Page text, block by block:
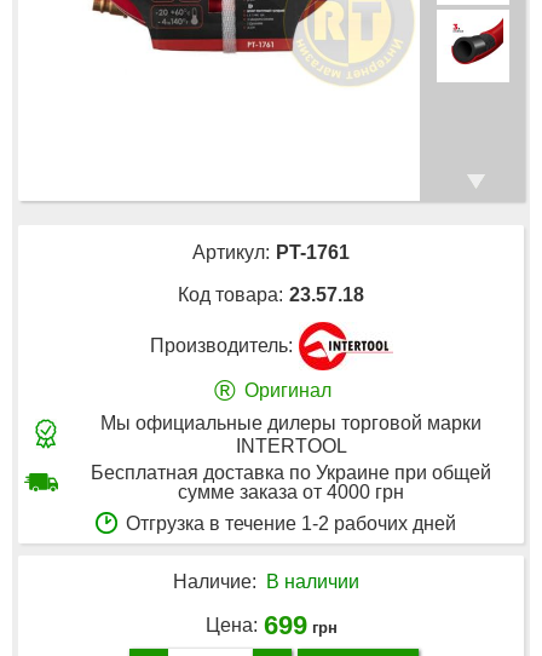
Артикул: PT-1761
Код товара: 23.57.18
Производитель:
® Оригинал
Мы официальные дилеры торговой марки
INTERTOOL
Бесплатная доставка по Украине при общей
сумме заказа от 4000 грн
Отгрузка в течение 1-2 рабочих дней
Наличие: В наличии
Цена: 699 грн